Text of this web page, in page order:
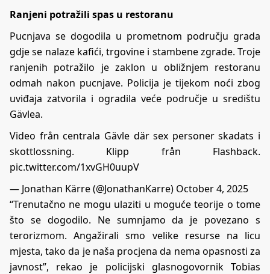
Ranjeni potražili spas u restoranu
Pucnjava se dogodila u prometnom području grada
gdje se nalaze kafići, trgovine i stambene zgrade. Troje
ranjenih potražilo je zaklon u obližnjem restoranu
odmah nakon pucnjave. Policija je tijekom noći zbog
uviđaja zatvorila i ogradila veće područje u središtu
Gävlea.
Video från centrala Gävle där sex personer skadats i
skottlossning. Klipp från Flashback.
pic.twitter.com/1xvGH0uupV
— Jonathan Kärre (@JonathanKarre) October 4, 2025
“Trenutačno ne mogu ulaziti u moguće teorije o tome
što se dogodilo. Ne sumnjamo da je povezano s
terorizmom. Angažirali smo velike resurse na licu
mjesta, tako da je naša procjena da nema opasnosti za
javnost”, rekao je policijski glasnogovornik Tobias